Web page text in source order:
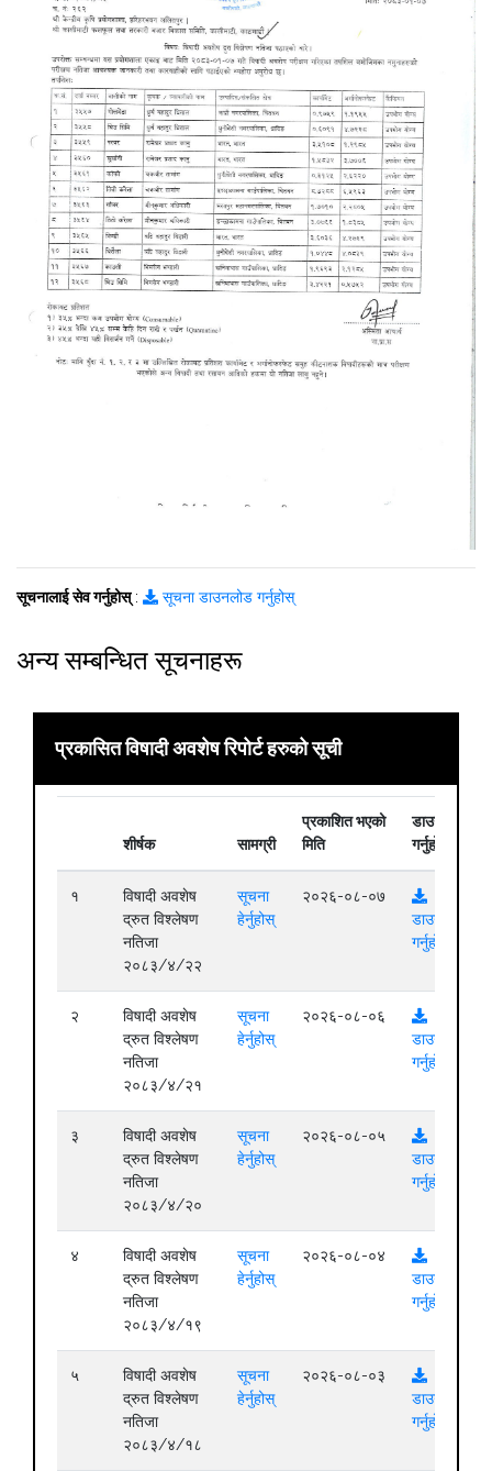
सूचनालाई सेव गर्नुहोस्: सूचना डाउनलोड गर्नुहोस्
अन्य सम्बन्धित सूचनाहरू
प्रकासित विषादी अवशेष रिपोर्ट हरुको सूची
शीर्षक सामग्री
प्रकाशित भएको
मिति
डाउनलोड
गर्नुहोस्
१
विषादी अवशेष
द्रुत विश्लेषण
नतिजा
२०८३/४/२२
सूचना
हेर्नुहोस्
२०२६-०८-०७
डाउनलोड
गर्नुहोस्
२
विषादी अवशेष
द्रुत विश्लेषण
नतिजा
२०८३/४/२१
सूचना
हेर्नुहोस्
२०२६-०८-०६
डाउनलोड
गर्नुहोस्
३
विषादी अवशेष
द्रुत विश्लेषण
नतिजा
२०८३/४/२०
सूचना
हेर्नुहोस्
२०२६-०८-०५
डाउनलोड
गर्नुहोस्
४
विषादी अवशेष
द्रुत विश्लेषण
नतिजा
२०८३/४/१९
सूचना
हेर्नुहोस्
२०२६-०८-०४
डाउनलोड
गर्नुहोस्
५
विषादी अवशेष
द्रुत विश्लेषण
नतिजा
२०८३/४/१८
सूचना
हेर्नुहोस्
२०२६-०८-०३
डाउनलोड
गर्नुहोस्